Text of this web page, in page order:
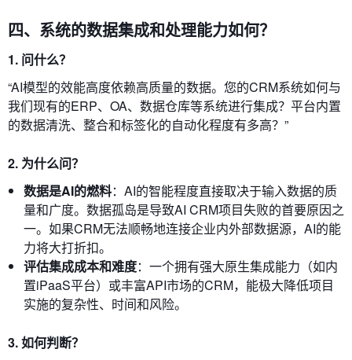
四、系统的数据集成和处理能力如何？
1. 问什么？
“AI模型的效能高度依赖高质量的数据。您的CRM系统如何与
我们现有的ERP、OA、数据仓库等系统进行集成？平台内置
的数据清洗、整合和标签化的自动化程度有多高？”
2. 为什么问？
数据是AI的燃料：AI的智能程度直接取决于输入数据的质
量和广度。数据孤岛是导致AI CRM项目失败的首要原因之
一。如果CRM无法顺畅地连接企业内外部数据源，AI的能
力将大打折扣。
评估集成成本和难度：一个拥有强大原生集成能力（如内
置iPaaS平台）或丰富API市场的CRM，能极大降低项目
实施的复杂性、时间和风险。
3. 如何判断？